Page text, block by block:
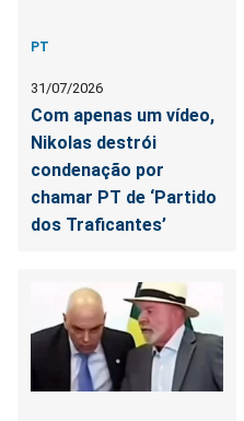
PT
31/07/2026
Com apenas um vídeo,
Nikolas destrói
condenação por
chamar PT de ‘Partido
dos Traficantes’